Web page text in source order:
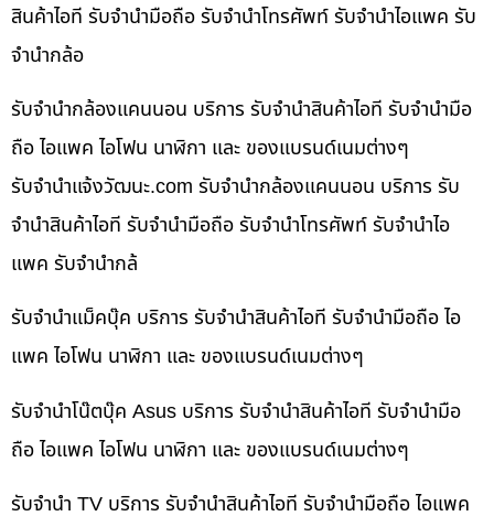
สินค้าไอที รับจำนำมือถือ รับจำนำโทรศัพท์ รับจำนำไอแพค รับ
จำนำกล้อ
รับจำนำกล้องแคนนอน บริการ รับจำนำสินค้าไอที รับจำนำมือ
ถือ ไอแพค ไอโฟน นาฬิกา และ ของแบรนด์เนมต่างๆ
รับจํานําแจ้งวัฒนะ.com รับจำนำกล้องแคนนอน บริการ รับ
จำนำสินค้าไอที รับจำนำมือถือ รับจำนำโทรศัพท์ รับจำนำไอ
แพค รับจำนำกล้
รับจำนำแม็คบุ๊ค บริการ รับจำนำสินค้าไอที รับจำนำมือถือ ไอ
แพค ไอโฟน นาฬิกา และ ของแบรนด์เนมต่างๆ
รับจำนำโน๊ตบุ๊ค Asus บริการ รับจำนำสินค้าไอที รับจำนำมือ
ถือ ไอแพค ไอโฟน นาฬิกา และ ของแบรนด์เนมต่างๆ
รับจำนำ TV บริการ รับจำนำสินค้าไอที รับจำนำมือถือ ไอแพค